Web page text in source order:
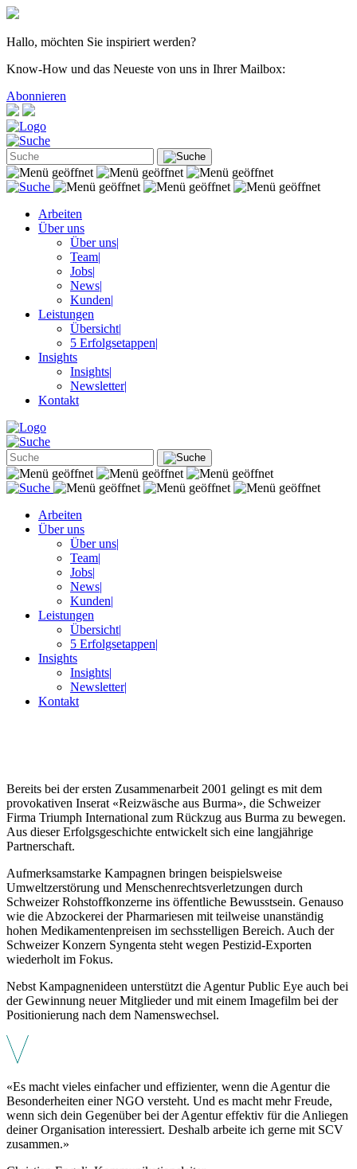
Hallo, möchten Sie inspiriert werden?
Know-How und das Neueste von uns in Ihrer Mailbox:
Abonnieren
Arbeiten
Über uns
Über uns|
Team|
Jobs|
News|
Kunden|
Leistungen
Übersicht|
5 Erfolgsetappen|
Insights
Insights|
Newsletter|
Kontakt
Arbeiten
Über uns
Über uns|
Team|
Jobs|
News|
Kunden|
Leistungen
Übersicht|
5 Erfolgsetappen|
Insights
Insights|
Newsletter|
Kontakt
Bereits bei der ersten Zusammenarbeit 2001 gelingt es mit dem
provokativen Inserat «Reizwäsche aus Burma», die Schweizer
Firma Triumph International zum Rückzug aus Burma zu bewegen.
Aus dieser Erfolgsgeschichte entwickelt sich eine langjährige
Partnerschaft.
Aufmerksamstarke Kampagnen bringen beispielsweise
Umweltzerstörung und Menschenrechtsverletzungen durch
Schweizer Rohstoffkonzerne ins öffentliche Bewusstsein. Genauso
wie die Abzockerei der Pharmariesen mit teilweise unanständig
hohen Medikamentenpreisen im sechsstelligen Bereich. Auch der
Schweizer Konzern Syngenta steht wegen Pestizid-Exporten
wiederholt im Fokus.
Nebst Kampagnenideen unterstützt die Agentur Public Eye auch bei
der Gewinnung neuer Mitglieder und mit einem Imagefilm bei der
Positionierung nach dem Namenswechsel.
«Es macht vieles einfacher und effizienter, wenn die Agentur die
Besonderheiten einer NGO versteht. Und es macht mehr Freude,
wenn sich dein Gegenüber bei der Agentur effektiv für die Anliegen
deiner Organisation interessiert. Deshalb arbeite ich gerne mit SCV
zusammen.»